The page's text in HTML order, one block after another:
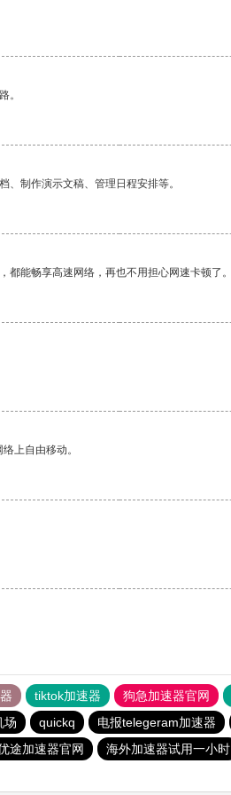
。
制作演示文稿、管理日程安排等。
能畅享高速网络，再也不用担心网速卡顿了。
上自由移动。
tiktok加速器 狗急加速器官网
场 quickq 电报telegeram加速器
途加速器官网 海外加速器试用一小时